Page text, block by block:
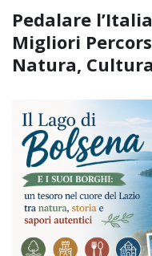
Pedalare
Migliori
Natura,